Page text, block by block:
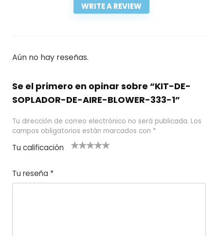
WRITE A REVIEW
Aún no hay reseñas.
Se el primero en opinar sobre “KIT-DE-
SOPLADOR-DE-AIRE-BLOWER-333-1”
Tu dirección de correo electrónico no será publicada. Los
campos obligatorios están marcados con *
Tu calificación
e
5
las
s
Tu reseña *